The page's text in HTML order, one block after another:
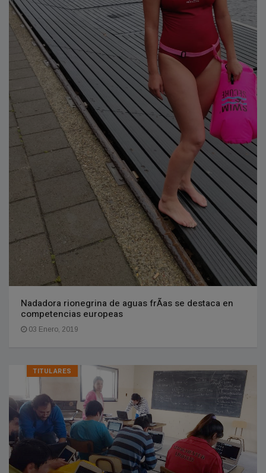
Nadadora rionegrina de aguas frÃ­as se destaca en
competencias europeas
03 Enero, 2019
TITULARES